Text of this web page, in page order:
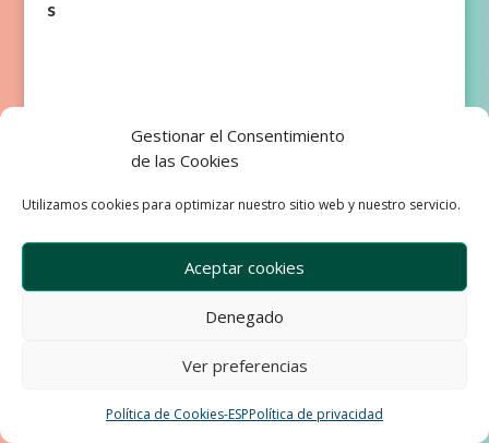
Gestionar el Consentimiento
de las Cookies
Utilizamos cookies para optimizar nuestro sitio web y nuestro servicio.
Aceptar cookies
Denegado
Ver preferencias
Política de Cookies-ESPPolítica de privacidad
s
Empresa
Condiciones de Venta
Development & Design by Ixole